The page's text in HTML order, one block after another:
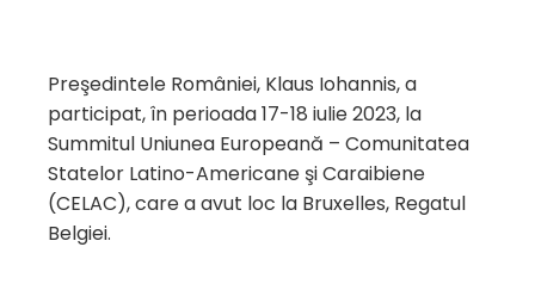
Preşedintele României, Klaus Iohannis, a
participat, în perioada 17-18 iulie 2023, la
Summitul Uniunea Europeană – Comunitatea
Statelor Latino-Americane şi Caraibiene
(CELAC), care a avut loc la Bruxelles, Regatul
Belgiei.